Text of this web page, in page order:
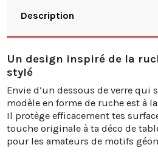
Description
Un design inspiré de la
stylé
Envie d’un dessous de verre qui
modèle en forme de ruche est à
Il protège efficacement tes
touche originale à ta déco de
pour les amateurs de motifs